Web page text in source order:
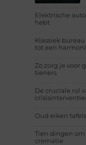
Elektrische
hebt
Klassiek
tot een
Zo zorg je voor
tieners
De cruciale rol
Oud eiken
Tien dingen
crematie